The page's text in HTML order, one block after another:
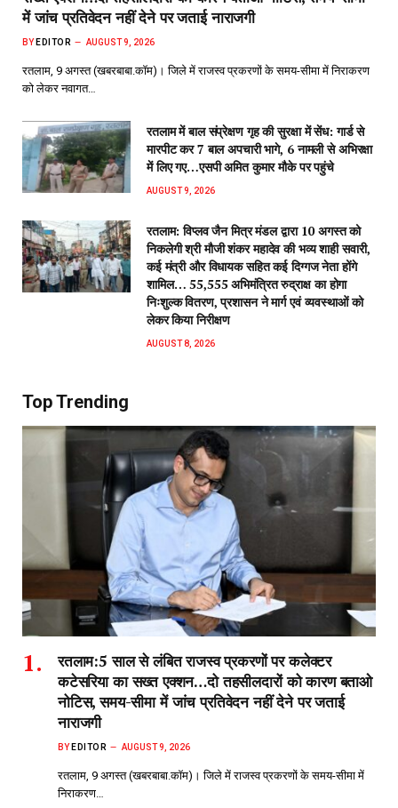
में जांच प्रतिवेदन नहीं देने पर जताई नाराजगी
BY EDITOR AUGUST 9, 2026
रतलाम, 9 अगस्त (खबरबाबा.कॉम)। जिले में राजस्व प्रकरणों के समय-सीमा में निराकरण
को लेकर नवागत…
रतलाम में बाल संप्रेक्षण गृह की सुरक्षा में सेंध: गार्ड से
मारपीट कर 7 बाल अपचारी भागे, 6 नामली से अभिरक्षा
में लिए गए…एसपी अमित कुमार मौके पर पहुंचे
AUGUST 9, 2026
रतलाम: विप्लव जैन मित्र मंडल द्वारा 10 अगस्त को
निकलेगी श्री मौजी शंकर महादेव की भव्य शाही सवारी,
कई मंत्री और विधायक सहित कई दिग्गज नेता होंगे
शामिल… 55,555 अभिमंत्रित रुद्राक्ष का होगा
निःशुल्क वितरण, प्रशासन ने मार्ग एवं व्यवस्थाओं को
लेकर किया निरीक्षण
AUGUST 8, 2026
Top Trending
रतलाम:5 साल से लंबित राजस्व प्रकरणों पर कलेक्टर
कटेसरिया का सख्त एक्शन…दो तहसीलदारों को कारण बताओ
नोटिस, समय-सीमा में जांच प्रतिवेदन नहीं देने पर जताई
नाराजगी
BY EDITOR AUGUST 9, 2026
रतलाम, 9 अगस्त (खबरबाबा.कॉम)। जिले में राजस्व प्रकरणों के समय-सीमा में
निराकरण…